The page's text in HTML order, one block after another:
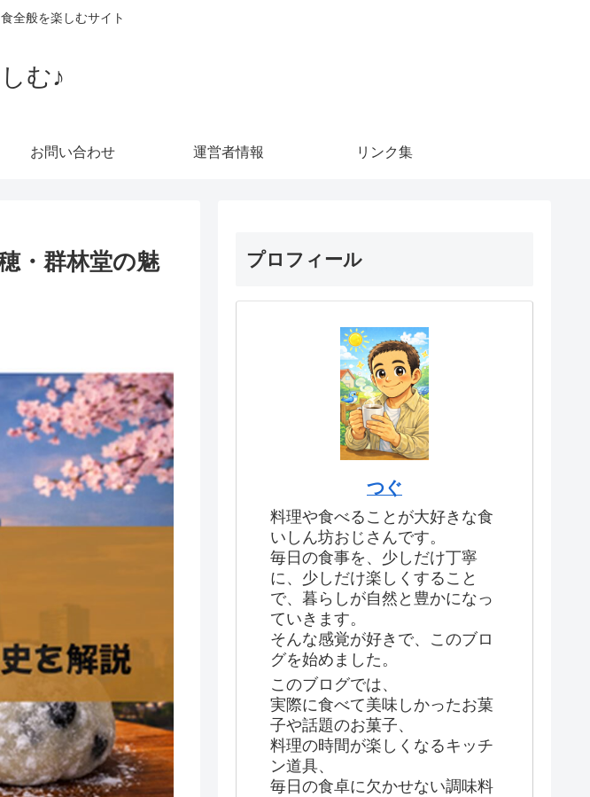
全般を楽しむサイト
む♪
お問い合わせ 運営者情報 リンク集
・群林堂の魅
プロフィール
つぐ
料理や食べることが大好きな食
いしん坊おじさんです。
毎日の食事を、少しだけ丁寧
に、少しだけ楽しくすること
で、暮らしが自然と豊かになっ
ていきます。
そんな感覚が好きで、このブロ
グを始めました。
このブログでは、
実際に食べて美味しかったお菓
子や話題のお菓子、
料理の時間が楽しくなるキッチ
ン道具、
毎日の食卓に欠かせない調味料